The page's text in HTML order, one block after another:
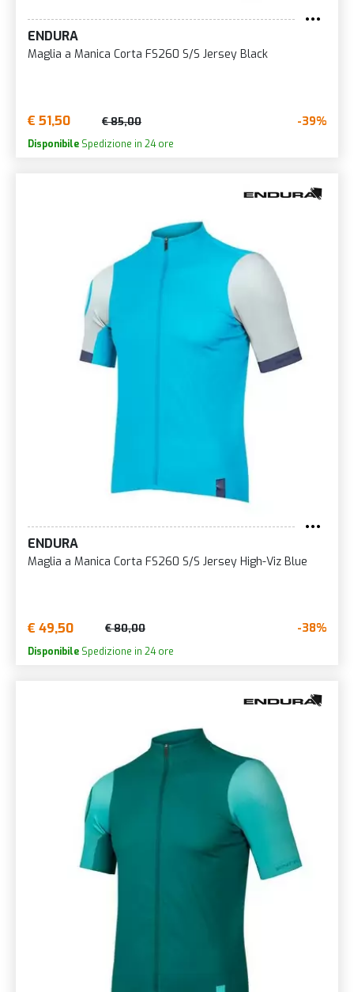
ENDURA
Maglia a Manica Corta FS260 S/S Jersey Black
€ 51,50 € 85,00 -39%
Disponibile Spedizione in 24 ore
ENDURA
Maglia a Manica Corta FS260 S/S Jersey High-Viz Blue
€ 49,50 € 80,00 -38%
Disponibile Spedizione in 24 ore